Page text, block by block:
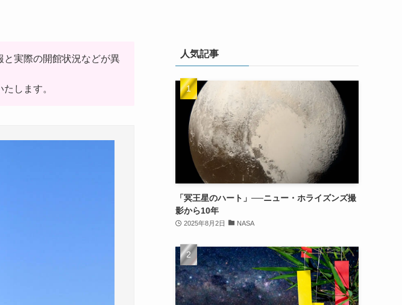
と実際の開館状況などが異
します。
人気記事
「冥王星のハート」──ニュー・ホライズンズ撮
影から10年
2025年8月2日 NASA